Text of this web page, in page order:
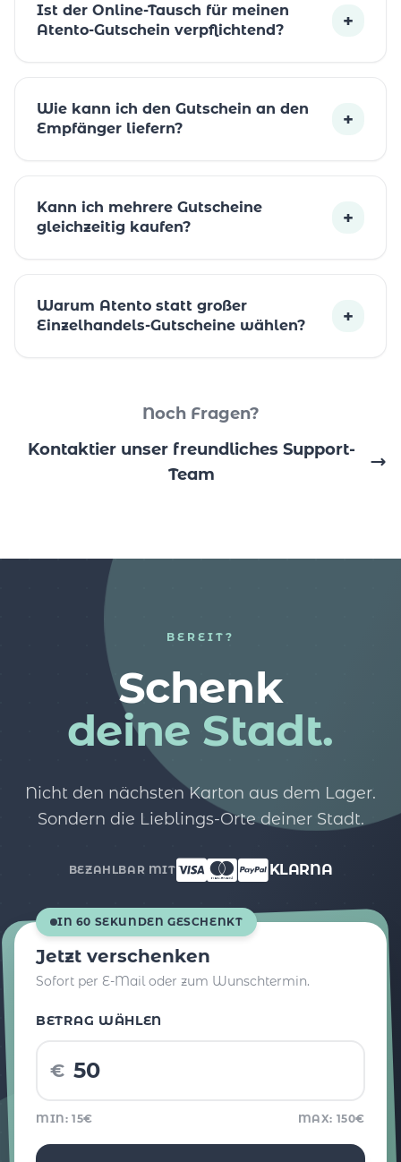
Ist der Online-Tausch für meinen
Atento-Gutschein verpflichtend?
+
Wie kann ich den Gutschein an den
Empfänger liefern?
+
Kann ich mehrere Gutscheine
gleichzeitig kaufen?
+
Warum Atento statt großer
Einzelhandels-Gutscheine wählen?
+
Noch Fragen?
Kontaktier unser freundliches Support-
Team
BEREIT?
Schenk
deine Stadt.
Nicht den nächsten Karton aus dem Lager.
Sondern die Lieblings-Orte deiner Stadt.
BEZAHLBAR MIT KLARNA
IN 60 SEKUNDEN GESCHENKT
Jetzt verschenken
Sofort per E-Mail oder zum Wunschtermin.
BETRAG WÄHLEN
€
MIN: 15€ MAX: 150€